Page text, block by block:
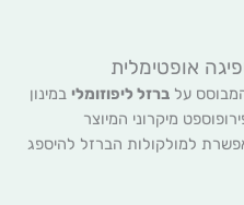
אופטימלית
על ברזל ליפוזומלי במינון
מיקרוני המיוצר
למולקולות הברזל להיספג